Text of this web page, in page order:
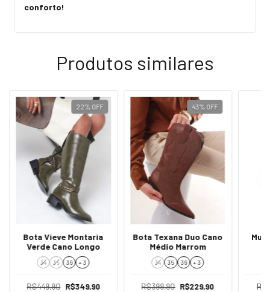
conforto!
Produtos similares
22% OFF
Bota Vieve Montaria
Verde Cano Longo
34 35 36 + 3
R$449,90 R$349,90
43% OFF
Bota Texana Duo Cano
Médio Marrom
34 35 36 + 3
R$399,90 R$229,90